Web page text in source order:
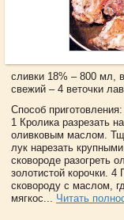
сливки 18% – 800 мл,
свежий – 4 веточки
Способ приготовления:
1 Кролика разрезать
оливковым маслом.
лук нарезать
сковороде разогреть
золотистой корочки.
сковороду с маслом,
мягкос... Читать